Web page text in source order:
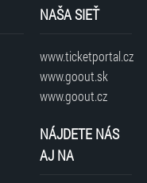
NAŠA SIEŤ
www.ticketportal.cz
www.goout.sk
www.goout.cz
NÁJDETE NÁS
AJ NA